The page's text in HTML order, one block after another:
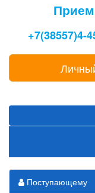
+7(38557)4-
Поступающему